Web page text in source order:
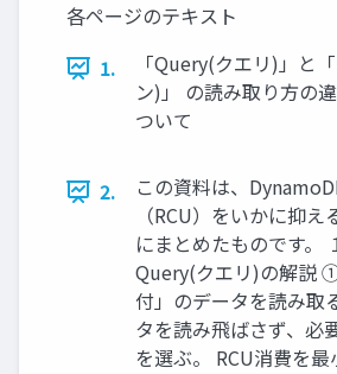
各ページのテキスト
1.
「Query(クエリ)」と
ン)」 の読み取り方の
ついて
2.
この資料は、
（RCU）をいかに抑
にまとめたものです。
Query(クエリ)の解説
付」のデータを読み取
タを読み飛ばさず、必
を選ぶ。 RCU消費を